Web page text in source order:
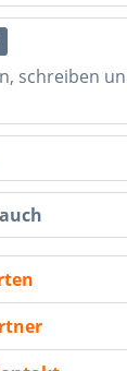
schreiben